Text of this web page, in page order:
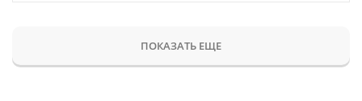
ПОКАЗАТЬ ЕЩЕ